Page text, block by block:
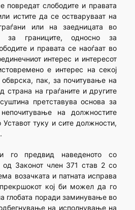
повредат слободите и правата
истите да се остваруваат на
или на заедницата во
за границите, односно за
и правата се наоѓаат во
интерес и интересот
е интерес на секој
обврска, пак, за почитување на
страна на граѓаните и другите
претставува основа за
на должностите
туку и сите должности,
го предвид наведеното со
од Законот член 371 став 2 со
возачката и патната исправа
кој би можел да го
глобата поради заминување во
на исполнување на